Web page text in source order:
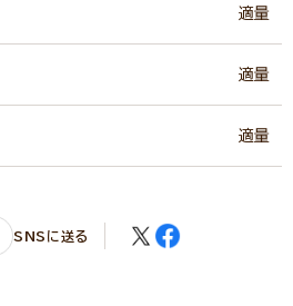
適量
適量
適量
SNSに送る